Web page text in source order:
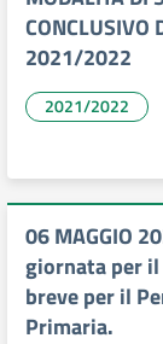
CONCLUSIVO
2021/2022
2021/2022
06 MAGGIO
giornata per il
breve per il
Primaria.